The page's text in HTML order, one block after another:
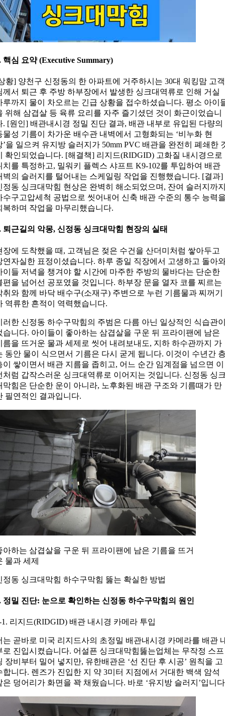
핵심 요약 (Executive Summary)
황] 양천구 신정동의 한 아파트에 거주하시는 30대 워킹맘 고객
께서 퇴근 후 주방 하부장에서 발생한 싱크대역류로 인해 거실
루까지 물이 차오르는 긴급 상황을 접수하셨습니다. 평소 아이
위해 삼겹살 등 육류 요리를 자주 즐기셨던 것이 화근이었습니
. [원인] 배관내시경 정밀 진단 결과, 배관 내부로 유입된 다량의
물성 기름이 차가운 배수관 내벽에서 고형화되는 ‘비누화 현
’을 일으켜 유지방 슬러지가 50mm PVC 배관을 완전히 폐쇄한
확인되었습니다. [해결책] 리지드(RIDGID) 고화질 내시경으로
치를 특정하고, 밀워키 플렉스 샤프트 K9-102를 투입하여 배관
벽의 슬러지를 털어내는 스케일링 작업을 진행했습니다. [결과]
정동 싱크대막힘 현상은 완벽히 해소되었으며, 잔여 슬러지까
수구고압세척 공법으로 씻어내어 신축 배관 수준의 통수 능력
복하며 작업을 마무리했습니다.
퇴근길의 악몽, 신정동 싱크대막힘 현장의 실태
장에 도착했을 때, 고객님은 젖은 수건을 산더미처럼 쌓아두고
연자실한 표정이셨습니다. 하루 종일 직장에서 고생하고 돌아
이들 저녁을 챙겨야 할 시간에 마주한 주방의 물바다는 단순한
편을 넘어선 공포였을 것입니다. 하부장 문을 열자 코를 찌르는
취와 함께 바닥 배수구(소재구) 주변으로 누런 기름물과 찌꺼기
역류한 흔적이 역력했습니다.
러한 신정동 하수구막힘의 주범은 다름 아닌 일상적인 식습관
습니다. 아이들이 좋아하는 삼겹살을 구운 뒤 프라이팬에 남은
름을 뜨거운 물과 세제로 씻어 내려보내도, 지하 하수관까지 가
동안 물이 식으면서 기름은 다시 굳게 됩니다. 이것이 수년간
이 쌓이면서 배관 지름을 좁히고, 어느 순간 임계점을 넘으면 이
처럼 갑작스러운 싱크대역류로 이어지는 것입니다. 신정동 싱
막힘은 단순한 운이 아니라, 노후화된 배관 구조와 기름때가 만
필연적인 결과입니다.
아하는 삼겹살을 구운 뒤 프라이팬에 남은 기름을 뜨거
물과 세제
정동 싱크대막힘 하수구막힘 뚫는 확실한 방법
정밀 진단: 눈으로 확인하는 신정동 하수구막힘의 원인
1. 리지드(RIDGID) 배관 내시경 카메라 투입
는 곧바로 미국 리지드사의 초정밀 배관내시경 카메라를 배관
로 진입시켰습니다. 어설픈 싱크대막힘뚫는업체는 무작정 스프
장비부터 밀어 넣지만, 유한배관은 ‘선 진단 후 시공’ 원칙을 고
합니다. 렌즈가 진입한 지 약 3미터 지점에서 거대한 백색 암석
은 덩어리가 화면을 꽉 채웠습니다. 바로 ‘유지방 슬러지’입니